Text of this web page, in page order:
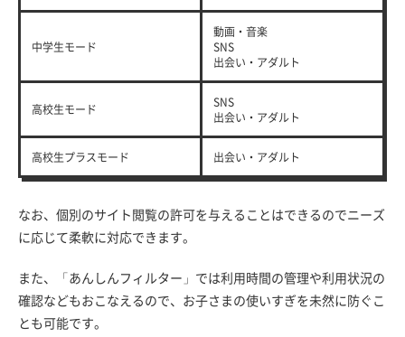
中学生モード
動画・音楽
SNS
出会い・アダルト
高校生モード
SNS
出会い・アダルト
高校生プラスモード 出会い・アダルト
なお、個別のサイト閲覧の許可を与えることはできるのでニーズ
に応じて柔軟に対応できます。
また、「あんしんフィルター」では利用時間の管理や利用状況の
確認などもおこなえるので、お子さまの使いすぎを未然に防ぐこ
とも可能です。